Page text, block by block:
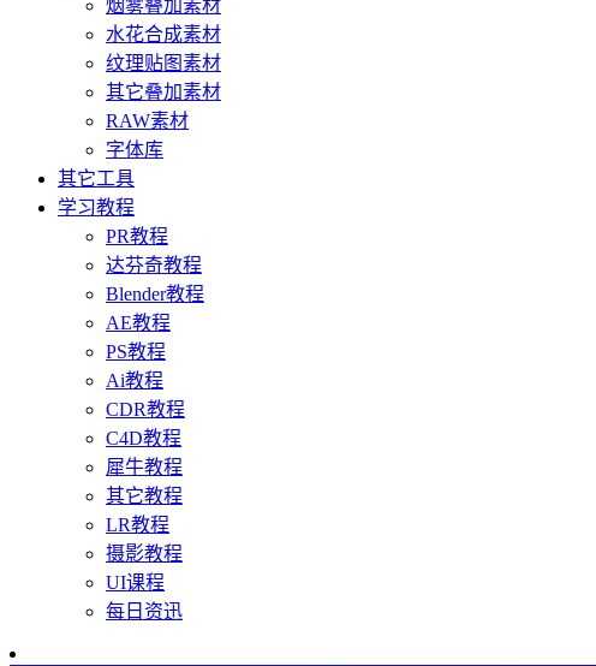
烟雾叠加素材
水花合成素材
纹理贴图素材
其它叠加素材
RAW素材
字体库
其它工具
学习教程
PR教程
达芬奇教程
Blender教程
AE教程
PS教程
Ai教程
CDR教程
C4D教程
犀牛教程
其它教程
LR教程
摄影教程
UI课程
每日资迅